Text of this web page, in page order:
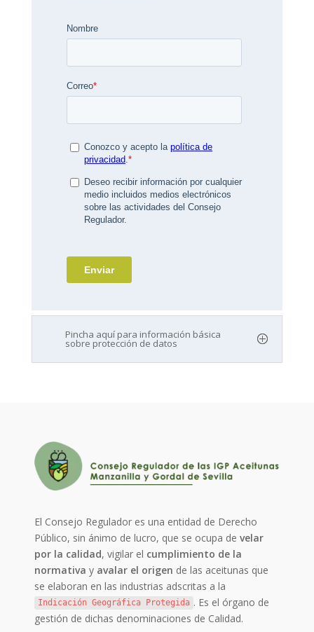
Pincha aquí para información básica
sobre protección de datos
El Consejo Regulador es una entidad de Derecho
Público, sin ánimo de lucro, que se ocupa develar
por la calidad, vigilar el cumplimiento de la
normativa y avalar el origen de las aceitunas que
se elaboran en las industrias adscritas a la
Indicación Geográfica Protegida . Es el órgano de
gestión de dichas denominaciones de Calidad.